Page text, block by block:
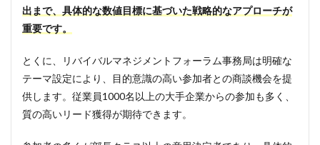
出まで、具体的な数値目標に基づいた戦略的なアプローチが
重要です。
とくに、リバイバルマネジメントフォーラム事務局は明確な
テーマ設定により、目的意識の高い参加者との商談機会を提
供します。従業員1000名以上の大手企業からの参加も多く、
質の高いリード獲得が期待できます。